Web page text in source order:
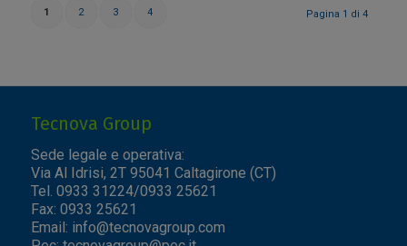
Pagina 1 di 4
1 2 3 4
Tecnova Group
Sede legale e operativa:
Via Al Idrisi, 2T 95041 Caltagirone (CT)
Tel. 0933 31224/0933 25621
Fax: 0933 25621
Email: info@tecnovagroup.com